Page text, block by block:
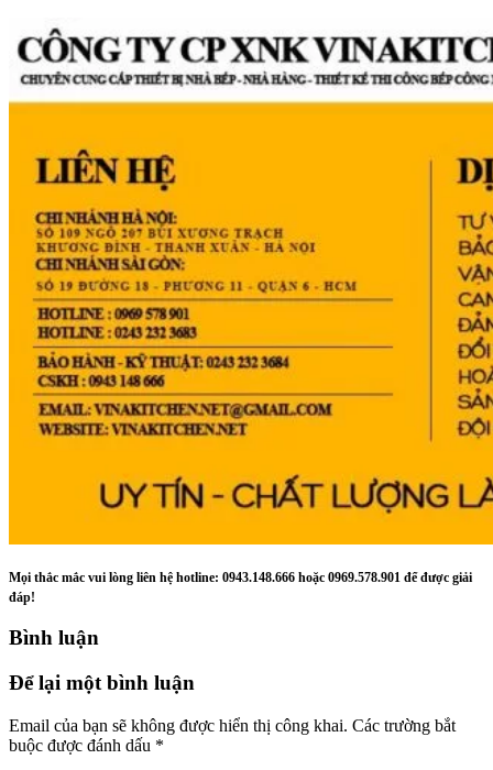
Mọi thắc mắc vui lòng liên hệ hotline: 0943.148.666 hoặc 0969.578.901 để được giải
đáp!
Bình luận
Để lại một bình luận
Email của bạn sẽ không được hiển thị công khai. Các trường bắt
buộc được đánh dấu *